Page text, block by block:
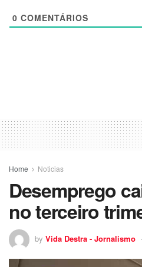
0 COMENTÁRIOS
Home Noticias
Desemprego
no terceiro
by Vida Destra - Jornalismo